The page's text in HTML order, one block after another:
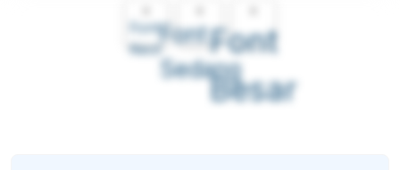
Font
Kecil
Font
Sedang
Font
Besar